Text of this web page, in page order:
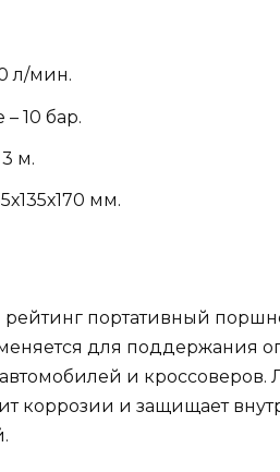
л/мин.
10 бар.
м.
мм.
портативный
для поддержания
и кроссоверов.
коррозии и защищает